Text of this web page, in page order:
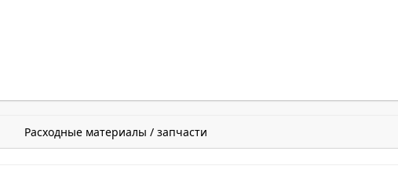
Расходные материалы / запчасти